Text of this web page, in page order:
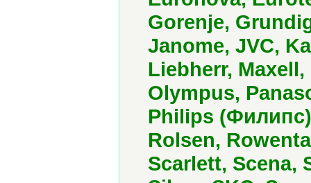
Gorenje,
Janome, JVC,
Liebherr,
Olympus,
Philips
Rolsen,
Scarlett, Scena,